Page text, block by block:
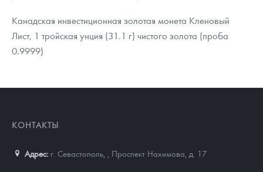
Канадская инвестиционная золотая монета Кленовый
Лист, 1 тройская унция (31.1 г) чистого золота (проба
0.9999)
КОНТАКТЫ
Адрес: г. Севастополь, Проспект Нахимова, д. 17